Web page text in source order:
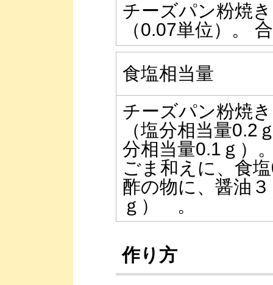
チーズパン粉焼
（0.07単位）。
食塩相当量
チーズパン粉焼
（塩分相当量0.2
分相当量0.1ｇ）
ごま和えに、食
酢の物に、醤油
ｇ） 。
作り方